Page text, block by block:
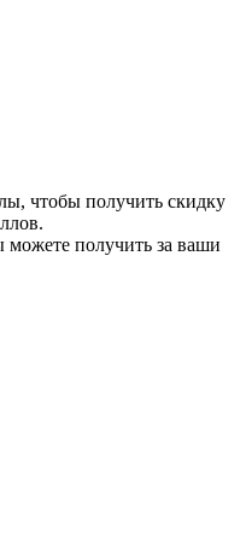
чтобы получить скидку
получить за ваши